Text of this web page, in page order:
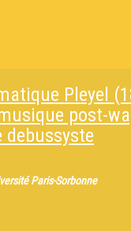
Pleyel
post-
debussyste
Paris-Sorbonne